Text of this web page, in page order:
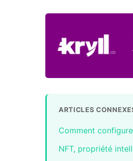
ARTICLES
Comment
NFT, propriété